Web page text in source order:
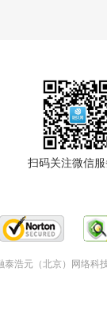
扫码关注微信
泰浩元（北京）网络科